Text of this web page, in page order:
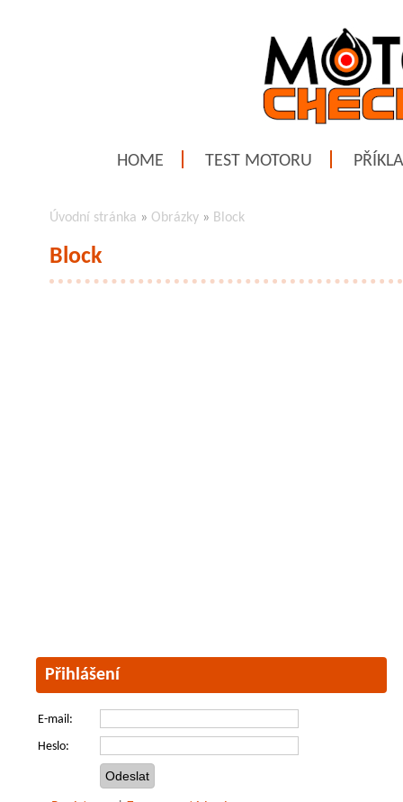
HOME TEST MOTORU
Úvodní stránka » Obrázky » Block
Block
Přihlášení
E-mail:
Heslo: